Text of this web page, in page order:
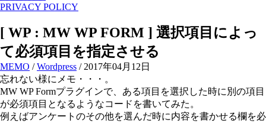
PRIVACY POLICY
[ WP : MW WP FORM ] 選択項目によっ
て必須項目を指定させる
MEMO /Wordpress / 2017年04月12日
忘れない様にメモ・・・。
MW WP Formプラグインで、ある項目を選択した時に別の項目
が必須項目となるようなコードを書いてみた。
例えばアンケートのその他を選んだ時に内容を書かせる欄を必